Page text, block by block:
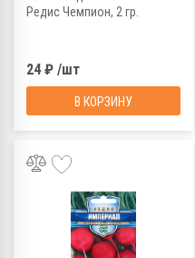
Редис Чемпион, 2 гр.
24 ₽ /шт
В КОРЗИНУ